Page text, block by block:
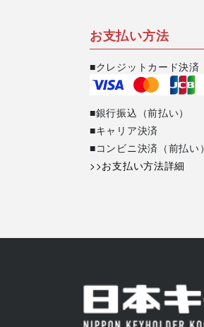
お支払い方法
■クレジットカード決済
■銀行振込（前払い）
■キャリア決済
■コンビニ決済（前払い）
>>お支払い方法詳細